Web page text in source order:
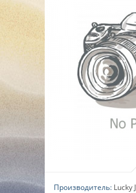
Производитель: Lucky